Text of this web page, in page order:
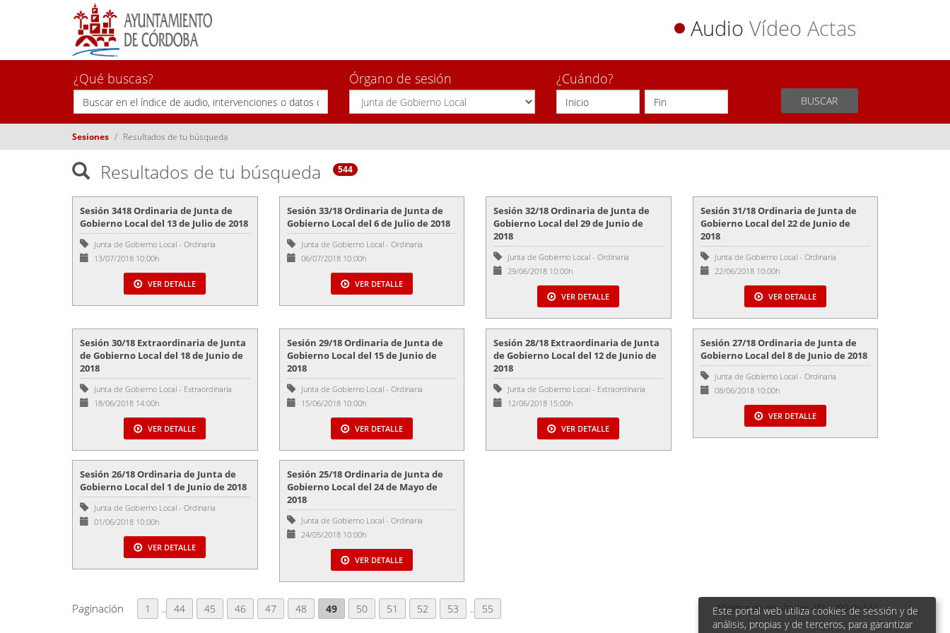
Audio Vídeo Actas
¿Qué buscas? Órgano de sesión ¿Cuándo?
BUSCAR
Sesiones Resultados de tu búsqueda
Resultados de tu búsqueda 544
Sesión 3418 Ordinaria de Junta de
Gobierno Local del 13 de Julio de 2018
Junta de Gobierno Local - Ordinaria
13/07/2018 10:00h
VER DETALLE
Sesión 33/18 Ordinaria de Junta de
Gobierno Local del 6 de Julio de 2018
Junta de Gobierno Local - Ordinaria
06/07/2018 10:00h
VER DETALLE
Sesión 32/18 Ordinaria de Junta de
Gobierno Local del 29 de Junio de
2018
Junta de Gobierno Local - Ordinaria
29/06/2018 10:00h
VER DETALLE
Sesión 31/18 Ordinaria de Junta de
Gobierno Local del 22 de Junio de
2018
Junta de Gobierno Local - Ordinaria
22/06/2018 10:00h
VER DETALLE
Sesión 30/18 Extraordinaria de Junta
de Gobierno Local del 18 de Junio de
2018
Junta de Gobierno Local - Extraordinaria
18/06/2018 14:00h
VER DETALLE
Sesión 29/18 Ordinaria de Junta de
Gobierno Local del 15 de Junio de
2018
Junta de Gobierno Local - Ordinaria
15/06/2018 10:00h
VER DETALLE
Sesión 28/18 Extraordinaria de Junta
de Gobierno Local del 12 de Junio de
2018
Junta de Gobierno Local - Extraordinaria
12/06/2018 15:00h
VER DETALLE
Sesión 27/18 Ordinaria de Junta de
Gobierno Local del 8 de Junio de 2018
Junta de Gobierno Local - Ordinaria
08/06/2018 10:00h
VER DETALLE
Sesión 26/18 Ordinaria de Junta de
Gobierno Local del 1 de Junio de 2018
Junta de Gobierno Local - Ordinaria
01/06/2018 10:00h
VER DETALLE
Sesión 25/18 Ordinaria de Junta de
Gobierno Local del 24 de Mayo de
2018
Junta de Gobierno Local - Ordinaria
24/05/2018 10:00h
VER DETALLE
Paginación 1 .. 44 45 46 47 48 49 50 51 52 53 .. 55 Mostrando resultados 481 - 490 de 544
Este portal web utiliza cookies de sessión y de
análisis, propias y de terceros, para garantizar